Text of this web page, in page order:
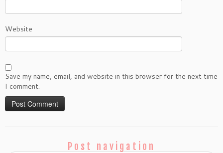
Website
Save my name, email, and website in this browser for the next time
I comment.
Post navigation